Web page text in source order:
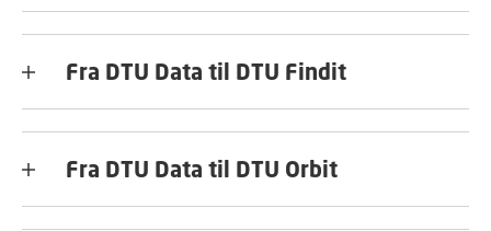
Fra DTU Data til DTU Findit
Fra DTU Data til DTU Orbit